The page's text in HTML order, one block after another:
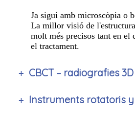
Ja sigui amb microscòpia o
La millor visió de
molt més precisos tant en el
el tractament.
CBCT – radiografies 3D
Instruments rotatoris